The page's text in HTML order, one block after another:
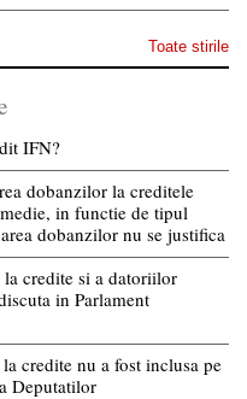
Toate stirile
IFN?
dobanzilor la creditele
in functie de tipul
dobanzilor nu se justifica
credite si a datoriilor
in Parlament
credite nu a fost inclusa pe
Deputatilor